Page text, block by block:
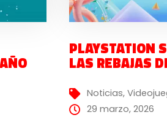
PLAYSTATION
LAS REBAJAS
Noticias,
29 marzo, 2026